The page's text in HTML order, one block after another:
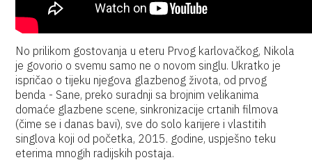
No prilikom gostovanja u eteru Prvog karlovačkog, Nikola
je govorio o svemu samo ne o novom singlu. Ukratko je
ispričao o tijeku njegova glazbenog života, od prvog
benda - Sane, preko suradnji sa brojnim velikanima
domaće glazbene scene, sinkronizacije crtanih filmova
(čime se i danas bavi), sve do solo karijere i vlastitih
singlova koji od početka, 2015. godine, uspješno teku
eterima mnogih radijskih postaja.